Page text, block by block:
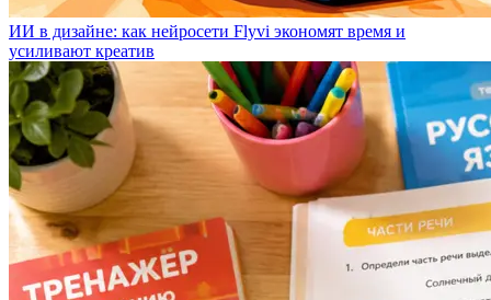
ИИ в дизайне: как нейросети Flyvi экономят время и
усиливают креатив